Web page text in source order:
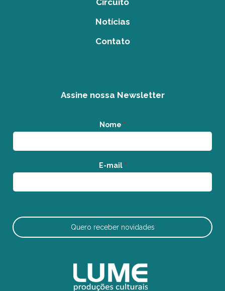
Circuito
Notícias
Contato
Assine nossa Newsletter
Nome *
E-mail *
Quero receber novidades